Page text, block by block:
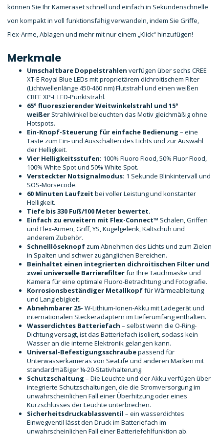
können Sie Ihr Kameraset schnell und einfach in Sekundenschnelle
von kompakt in voll funktionsfähig verwandeln, indem Sie Griffe,
Flex-Arme, Ablagen und mehr mit nur einem „Klick“ hinzufügen!
Merkmale
Umschaltbare Doppelstrahlen verfügen über sechs CREE
XT-E Royal Blue LEDs mit proprietärem dichroitischem Filter
(Lichtwellenlänge 450-460 nm) Flutstrahl und einen weißen
CREE XP-L LED-Punktstrahl.
65° fluoreszierender Weitwinkelstrahl und 15°
weißer Strahlwinkel beleuchten das Motiv gleichmäßig ohne
Hotspots.
Ein-Knopf-Steuerung für einfache Bedienung – eine
Taste zum Ein- und Ausschalten des Lichts und zur Auswahl
der Helligkeit.
Vier Helligkeitsstufen: 100% Fluoro Flood, 50% Fluor Flood,
100% White Spot und 50% White Spot.
Versteckter Notsignalmodus: 1 Sekunde Blinkintervall und
SOS-Morsecode.
60 Minuten Laufzeit bei voller Leistung und konstanter
Helligkeit.
Tiefe bis 330 Fuß/100 Meter bewertet.
Einfach zu erweitern mit Flex-Connect™ Schalen, Griffen
und Flex-Armen, Griff, YS, Kugelgelenk, Kaltschuh und
anderem Zubehör.
Schnelllöseknopf zum Abnehmen des Lichts und zum Zielen
in Spalten und schwer zugänglichen Bereichen.
Beinhaltet einen integrierten dichroitischen Filter und
zwei universelle Barrierefilterfür Ihre Tauchmaske und
Kamera für eine optimale Fluoro-Betrachtung und Fotografie.
Korrosionsbeständiger Metallkopffür Wärmeableitung
und Langlebigkeit.
Abnehmbarer 25- W-Lithium-Ionen-Akku mit Ladegerät und
internationalen Steckeradaptern im Lieferumfang enthalten.
Wasserdichtes Batteriefach – selbst wenn die O-Ring-
Dichtung versagt, ist das Batteriefach isoliert, sodass kein
Wasser an die interne Elektronik gelangen kann.
Universal-Befestigungsschraubepassend für
Unterwasserkameras von SeaLife und anderen Marken mit
standardmäßiger ¼-20-Stativhalterung.
Schutzschaltung – Die Leuchte und der Akku verfügen über
integrierte Schutzschaltungen, die die Stromversorgung im
unwahrscheinlichen Fall einer Überhitzung oder eines
Kurzschlusses der Leuchte unterbrechen.
Sicherheitsdruckablassventil – ein wasserdichtes
Einwegventil lässt den Druck im Batteriefach im
unwahrscheinlichen Fall einer Batteriefehlfunktion ab.